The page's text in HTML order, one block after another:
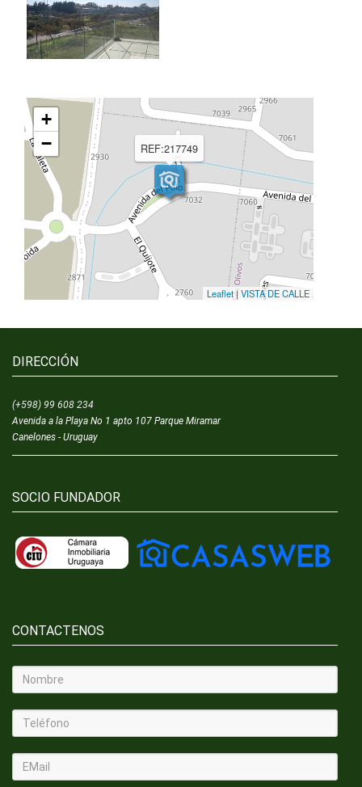
REF:217749
+
−
Leaflet|VISTA DE CALLE
DIRECCIÓN
(+598) 99 608 234
Avenida a la Playa No 1 apto 107 Parque Miramar
Canelones - Uruguay
SOCIO FUNDADOR
CONTACTENOS